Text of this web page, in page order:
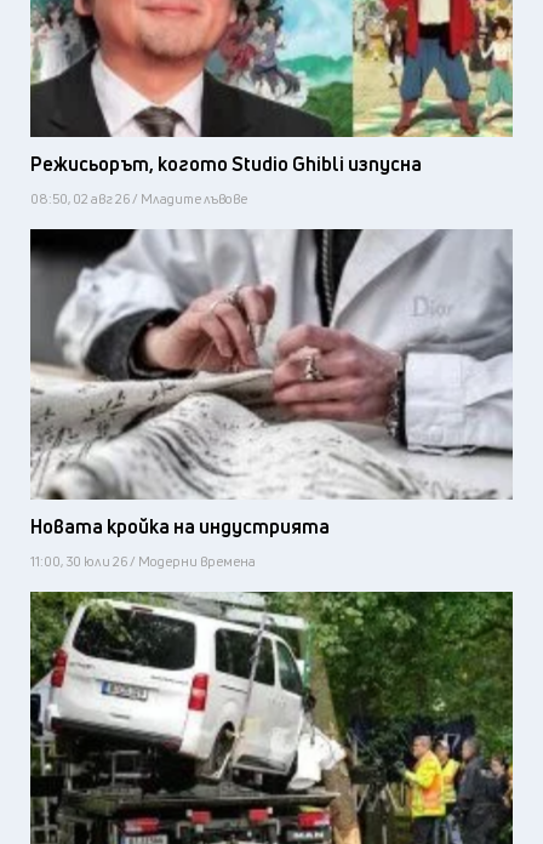
Режисьорът, когото Studio Ghibli изпусна
08:50, 02 авг 26 / Младите лъвове
Новата кройка на индустрията
11:00, 30 юли 26 / Модерни времена